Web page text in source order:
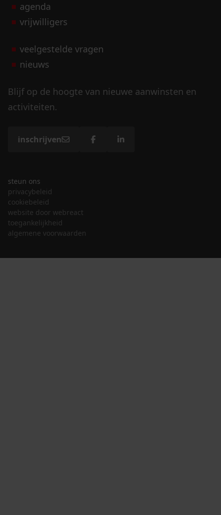
agenda
vrijwilligers
veelgestelde vragen
nieuws
Blijf op de hoogte van nieuwe aanwinsten en
activiteiten.
inschrijven
steun ons
privacybeleid
cookiebeleid
website door webreact
toegankelijkheid
algemene voorwaarden